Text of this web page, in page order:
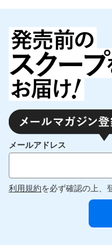
メールアドレス
利用規約を必ず確認の上、